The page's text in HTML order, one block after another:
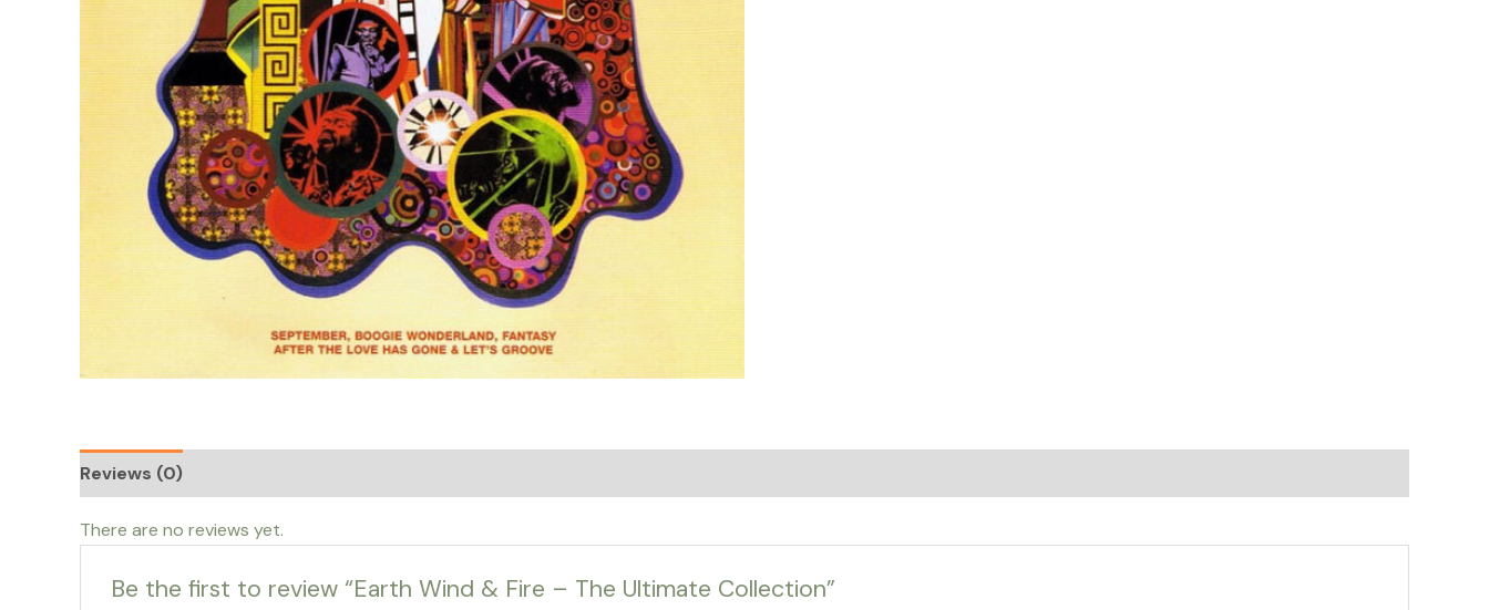
Reviews (0)
There are no reviews yet.
Be the first to review “Earth Wind & Fire – The Ultimate Collection”